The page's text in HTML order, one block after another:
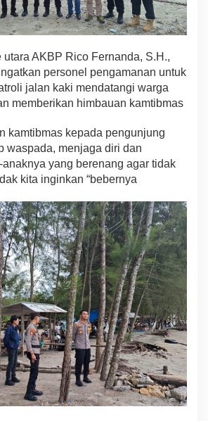
utara AKBP Rico Fernanda, S.H.,
personel pengamanan untuk
jalan kaki mendatangi warga
memberikan himbauan kamtibmas
kamtibmas kepada pengunjung
waspada, menjaga diri dan
yang berenang agar tidak
kita inginkan “bebernya